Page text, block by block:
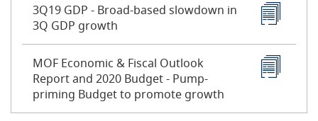
3Q19 GDP - Broad-based slowdown in
3Q GDP growth
MOF Economic & Fiscal Outlook
Report and 2020 Budget - Pump-
priming Budget to promote growth